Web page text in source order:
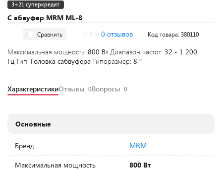
С абвуфер MRM ML-8
3+21 суперкредит
Сравнить 0 отзывов Код товара: 380110
Максимальная мощность: 800 ВтДиапазон частот: 32 - 1 200
ГцТип: Головка сабвуфераТипоразмер: 8 ″
ХарактеристикиОтзывы 0Вопросы 0
Основные
Бренд MRM
Максимальная мощность
800 Вт